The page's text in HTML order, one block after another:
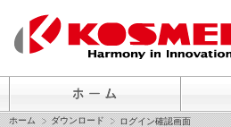
ホーム ダウンロード ログイン確認画面